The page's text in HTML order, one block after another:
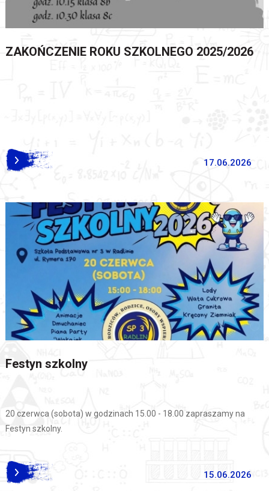
17.06.2026
ZAKOŃCZENIE ROKU SZKOLNEGO 2025/2026
15.06.2026
Festyn szkolny
20 czerwca (sobota) w godzinach 15.00 - 18.00 zapraszamy na
Festyn szkolny.